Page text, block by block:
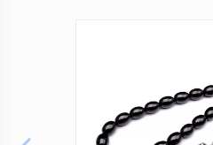
Paketleme ve Gönderim Şekli